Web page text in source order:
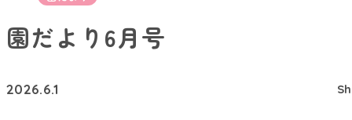
園だより6月号
2026.6.1